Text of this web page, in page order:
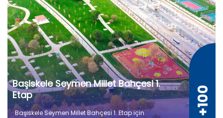
Başiskele Seymen Millet Bahçesi 1.
Etap
Başiskele Seymen Millet Bahçesi 1. Etap için